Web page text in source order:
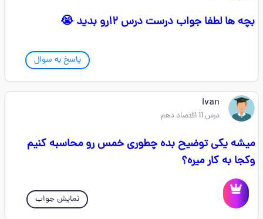
بچه ها لطفا جواب درست درس ۱۲رو بدید 😭
پاسخ به سوال
Ivan
درس 11 اقتصاد دهم
میشه یکی توضیح بده چطوری خمس رو محاسبه کنیم
وکجا به کار میره؟
نمایش جواب